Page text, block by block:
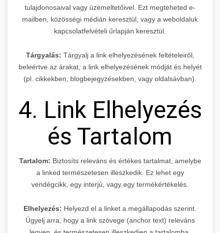
tulajdonosaival vagy üzemeltetőivel. Ezt megteheted e-
mailben, közösségi médián keresztül, vagy a weboldaluk
kapcsolatfelvételi űrlapján keresztül.
Tárgyalás: Tárgyalj a link elhelyezésének feltételeiről,
beleértve az árakat, a link elhelyezésének módját és helyét
(pl. cikkekben, blogbejegyzésekben, vagy oldalsávban).
4. Link Elhelyezés
és Tartalom
Tartalom: Biztosíts releváns és értékes tartalmat, amelybe
a linked természetesen illeszkedik. Ez lehet egy
vendégcikk, egy interjú, vagy egy termékértékelés.
Elhelyezés: Helyezd el a linket a megállapodás szerint.
Ügyelj arra, hogy a link szövege (anchor text) releváns